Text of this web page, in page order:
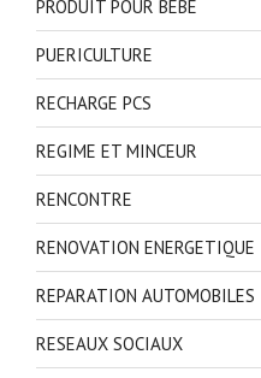
PRODUIT POUR BEBE
PUERICULTURE
RECHARGE PCS
REGIME ET MINCEUR
RENCONTRE
RENOVATION ENERGETIQUE
REPARATION AUTOMOBILES
RESEAUX SOCIAUX